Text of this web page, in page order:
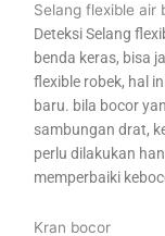
Selang flexible air
Deteksi Selang
benda keras, bisa
flexible robek, hal
baru. bila bocor
sambungan drat,
perlu dilakukan
memperbaiki
Kran bocor